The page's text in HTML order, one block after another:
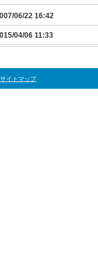
06/22 16:42
04/06 11:33
サイトマップ